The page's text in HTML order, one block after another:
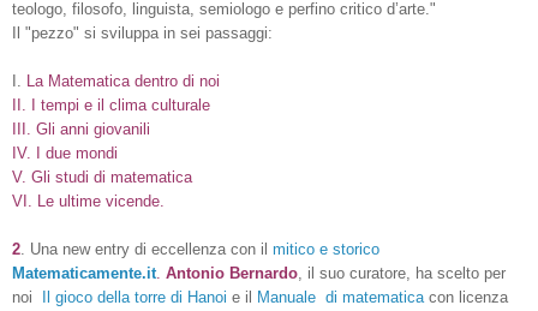
teologo, filosofo, linguista, semiologo e perfino critico d’arte."
Il "pezzo" si sviluppa in sei passaggi:
La Matematica dentro di noi
II. I tempi e il clima culturale
III. Gli anni giovanili
IV. I due mondi
V. Gli studi di matematica
VI. Le ultime vicende.
2 . Una new entry di eccellenza con il mitico e storico
Matematicamente.it Antonio Bernardo , il suo curatore, ha scelto per
noi
Il gioco della torre di Hanoi e il Manuale di matematica con licenza